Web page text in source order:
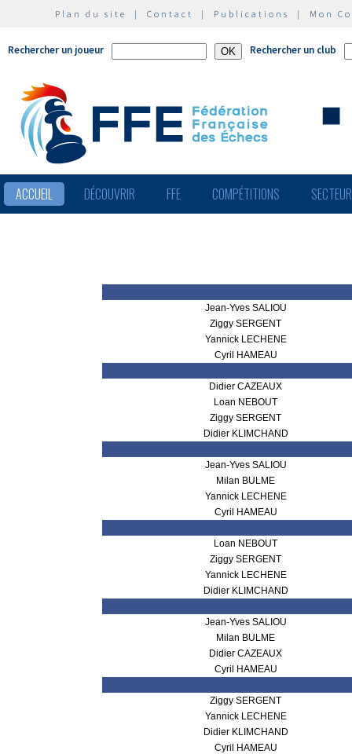
Plan du site | Contact | Publications | Mon
Rechercher un joueur Rechercher un club
ACCUEIL DÉCOUVRIR FFE COMPÉTITIONS
Jean-Yves SALIOU
Ziggy SERGENT
Yannick LECHENE
Cyril HAMEAU
Didier CAZEAUX
Loan NEBOUT
Ziggy SERGENT
Didier KLIMCHAND
Jean-Yves SALIOU
Milan BULME
Yannick LECHENE
Cyril HAMEAU
Loan NEBOUT
Ziggy SERGENT
Yannick LECHENE
Didier KLIMCHAND
Jean-Yves SALIOU
Milan BULME
Didier CAZEAUX
Cyril HAMEAU
Ziggy SERGENT
Yannick LECHENE
Didier KLIMCHAND
Cyril HAMEAU